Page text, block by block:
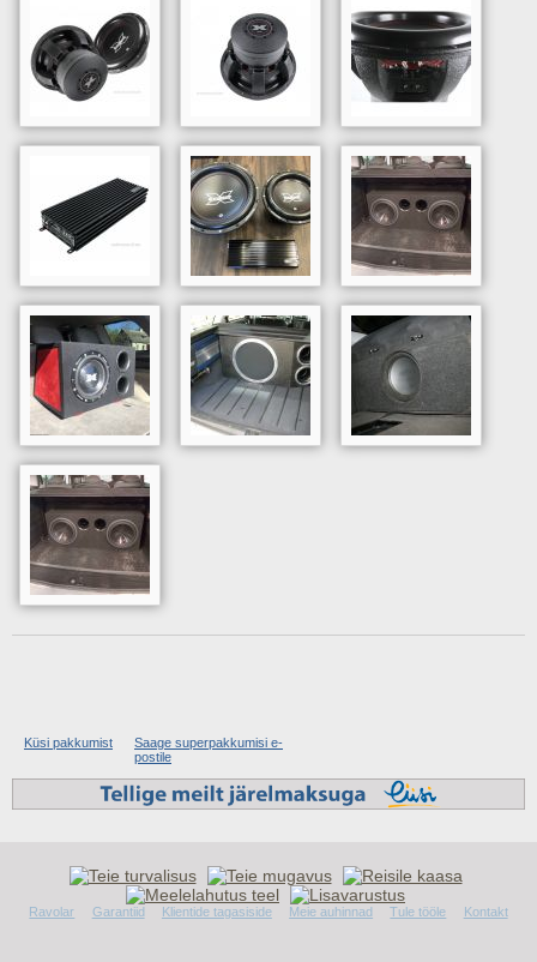
Küsi pakkumist
Saage superpakkumisi e-
postile
Ravolar Garantiid Klientide tagasiside Meie auhinnad Tule tööle Kontakt